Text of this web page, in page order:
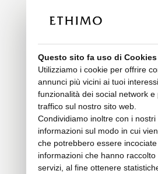
Questo sito fa uso di Cookies
Utilizziamo i cookie per offrire
annunci più vicini ai tuoi
funzionalità dei social network e
traffico sul nostro sito web.
Condividiamo inoltre con i
informazioni sul modo in cui
che potrebbero essere
informazioni che hanno
servizi, al fine ottenere